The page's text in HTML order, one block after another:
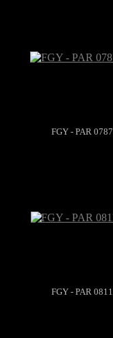
FGY - PAR 0787
FGY - PAR 0811